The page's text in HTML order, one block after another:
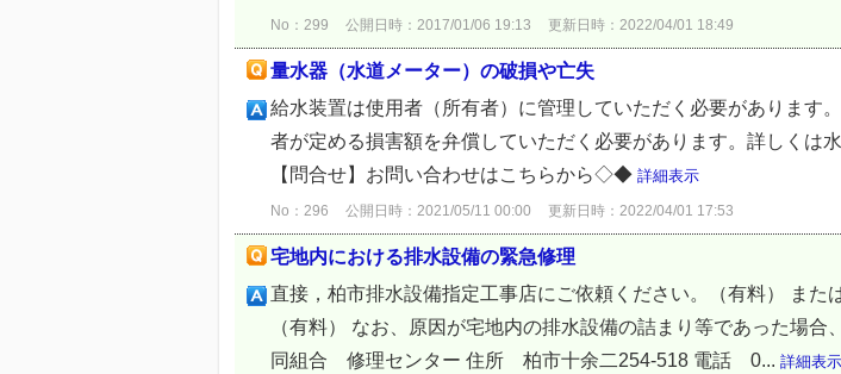
No：299 公開日時：2017/01/06 19:13 更新日時：2022/04/01 18:49
量水器（水道メーター）の破損や亡失
給水装置は使用者（所有者）に管理していただく必要があります
者が定める損害額を弁償していただく必要があります。詳しく
【問合せ】お問い合わせはこちらから◇◆ 詳細表示
No：296 公開日時：2021/05/11 00:00 更新日時：2022/04/01 17:53
宅地内における排水設備の緊急修理
直接，柏市排水設備指定工事店にご依頼ください。（有料） また
（有料） なお、原因が宅地内の排水設備の詰まり等であった場
同組合 修理センター 住所 柏市十余二254-518 電話 0... 詳細表示